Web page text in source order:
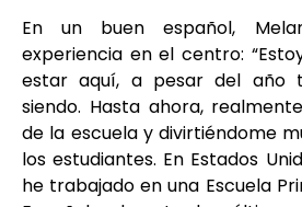
En un buen español,
experiencia en el centro:
estar aquí, a pesar del año
siendo. Hasta ahora,
de la escuela y divirtiéndome
los estudiantes. En Estados
he trabajado en una Escuela